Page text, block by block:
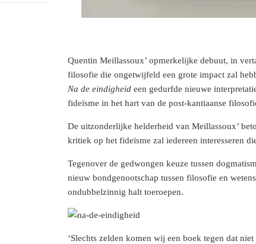
Quentin Meillassoux’ opmerkelijke debuut, in
filosofie die ongetwijfeld een grote impact zal
Na de eindigheid een gedurfde nieuwe
fideïsme in het hart van de post-kantiaanse
De uitzonderlijke helderheid van Meillassoux’
kritiek op het fideïsme zal iedereen interesseren
Tegenover de gedwongen keuze tussen
nieuw bondgenootschap tussen filosofie en
ondubbelzinnig halt toeroepen.
‘Slechts zelden komen wij een boek tegen dat